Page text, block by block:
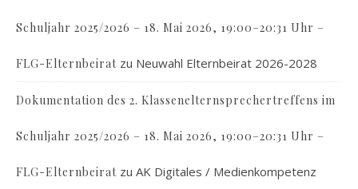
Schuljahr 2025/2026 – 18. Mai 2026, 19:00–20:31 Uhr –
FLG-Elternbeirat zu Neuwahl Elternbeirat 2026-2028
Dokumentation des 2. Klassenelternsprechertreffens im
Schuljahr 2025/2026 – 18. Mai 2026, 19:00–20:31 Uhr –
FLG-Elternbeirat zu AK Digitales / Medienkompetenz